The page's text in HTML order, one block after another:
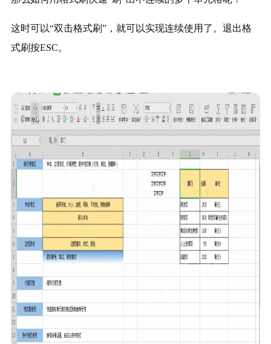
这时可以“双击格式刷”，就可以实现连续使用了。退出格
式刷按ESC。